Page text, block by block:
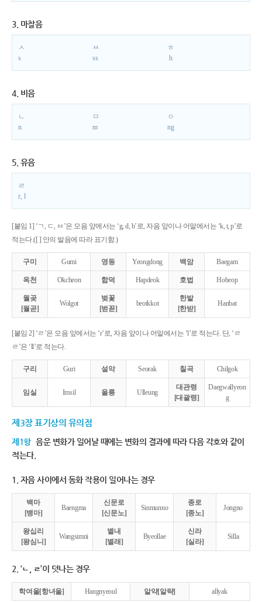
3. 마찰음
ㅅ
s
ㅆ
ss
ㅎ
h
4. 비음
ㄴ
n
ㅁ
m
ㅇ
ng
5. 유음
ㄹ
r, l
[붙임 1] ‘ㄱ, ㄷ, ㅂ’은 모음 앞에서는 ‘g, d, b’로, 자음 앞이나 어말에서는 ‘k, t, p’로
적는다.([ ] 안의 발음에 따라 표기함.)
구미 Gumi 영동 Yeongdong 백암 Baegam
옥천 Okcheon 합덕 Hapdeok 호법 Hobeop
월곶
[월곧]
Wolgot
벚꽃
[벋꼳]
beotkkot
한밭
[한받]
Hanbat
[붙임 2] ‘ㄹ’은 모음 앞에서는 ‘r’로, 자음 앞이나 어말에서는 ‘l’로 적는다. 단, ‘ㄹ
ㄹ’은 ‘ll’로 적는다.
구리 Guri 설악 Seorak 칠곡 Chilgok
임실 Imsil 울릉 Ulleung
대관령
[대괄령]
Daegwallyeon
g
제3장 표기상의 유의점
제1항 음운 변화가 일어날 때에는 변화의 결과에 따라 다음 각호와 같이
적는다.
1. 자음 사이에서 동화 작용이 일어나는 경우
백마
[뱅마]
Baengma
신문로
[신문노]
Sinmunno
종로
[종노]
Jongno
왕십리
[왕심니]
Wangsimni
별내
[별래]
Byeollae
신라
[실라]
Silla
2. ‘ㄴ, ㄹ’이 덧나는 경우
학여울[항녀울] Hangnyeoul 알약[알략] allyak